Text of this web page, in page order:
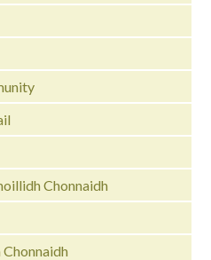
Chonnaidh